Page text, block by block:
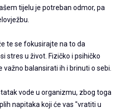
tijelu je potreban odmor, pa
te se fokusirajte na to da
stres u život. Fizičko i psihičko
balansirati ih i brinuti o sebi.
vode u organizmu, zbog toga
napitaka koji će vas "vratiti u